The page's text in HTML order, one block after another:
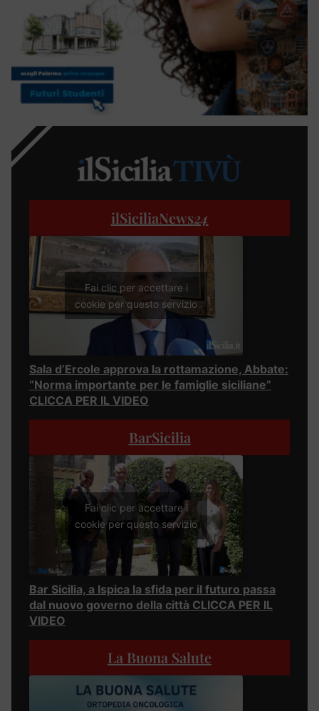
ilSiciliaNews24
Fai clic per accettare i
cookie per questo servizio
Sala d’Ercole approva la rottamazione, Abbate:
“Norma importante per le famiglie siciliane”
CLICCA PER IL VIDEO
BarSicilia
Fai clic per accettare i
cookie per questo servizio
Bar Sicilia, a Ispica la sfida per il futuro passa
dal nuovo governo della città CLICCA PER IL
VIDEO
La Buona Salute